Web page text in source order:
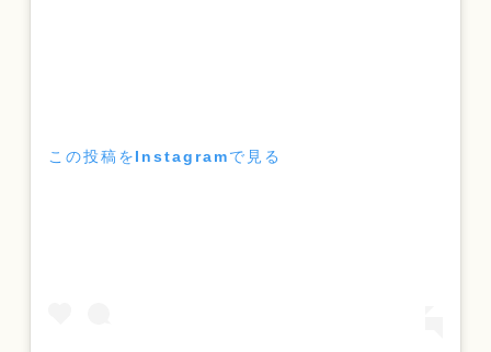
この投稿をInstagramで見る